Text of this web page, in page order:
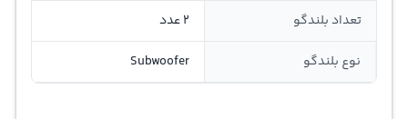
تعداد بلندگو 2 عدد
نوع بلندگو Subwoofer